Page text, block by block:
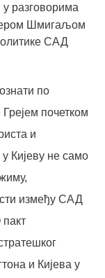
разговорима
Шмигаљом
САД
по
Грејем почетком
и
Кијеву не само
између САД
и Кијева у